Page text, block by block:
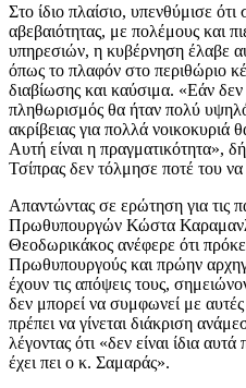
Στο ίδιο πλαίσιο, υπενθύμισε ότι
αβεβαιότητας, με πολέμους και
υπηρεσιών, η κυβέρνηση έλαβε
όπως το πλαφόν στο περιθώριο
διαβίωσης και καύσιμα. «Εάν
πληθωρισμός θα ήταν πολύ
ακρίβειας για πολλά νοικοκυριά
Αυτή είναι η πραγματικότητα»,
Τσίπρας δεν τόλμησε ποτέ του να
Απαντώντας σε ερώτηση για τις
Πρωθυπουργών Κώστα
Θεοδωρικάκος ανέφερε ότι
Πρωθυπουργούς και πρώην
έχουν τις απόψεις τους,
δεν μπορεί να συμφωνεί με
πρέπει να γίνεται διάκριση
λέγοντας ότι «δεν είναι ίδια
έχει πει ο κ. Σαμαράς».